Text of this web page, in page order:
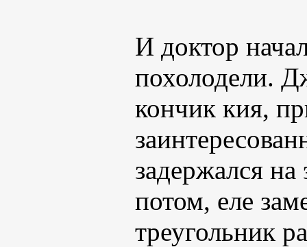
И доктор
похолодели.
кончик кия,
задержался
потом, еле
треугольник